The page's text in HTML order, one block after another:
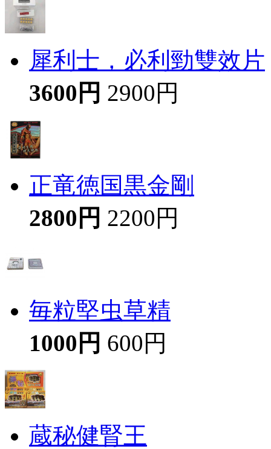
犀利士，必利勁雙效片
3600円 2900円
正竜徳国黒金剛
2800円 2200円
毎粒堅虫草精
1000円 600円
蔵秘健腎王